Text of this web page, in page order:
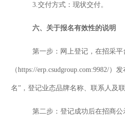
3 交付方式：现状交付。
六、 关于报名有效性的说明
第一步：网上登记，在招采平
（https://erp.csudgroup.com:9982/）
名”，登记业态品牌名称、联系人及联
第二步：登记成功后在招商公